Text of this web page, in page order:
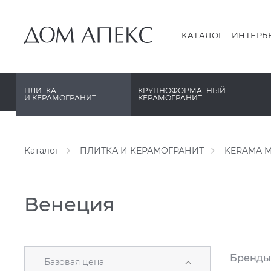
КАТАЛОГ
ПЛИТКА
И КЕРАМОГРАНИТ
PORCELANOSA
УРАЛЬСКИЙ ГРАНИТ
КРУПНОФОРМАТНЫЙ
КЕРАМОГРАНИТ
XXL Pamesa
Каталог ПЛИТКА И КЕРАМОГРАНИТ KERAMA
Венеция
Базовая цена Бренды